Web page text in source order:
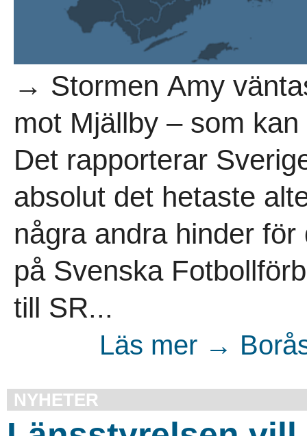
→ Stormen Amy
mot Mjällby – som
Det rapporterar
absolut det hetaste
några andra hinder
på Svenska
till SR...
Läs mer →
NYHETER